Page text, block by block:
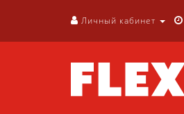
Личный кабинет